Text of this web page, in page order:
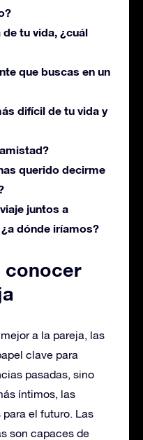
tu vida, ¿cuál
que buscas en un
difícil de tu vida y
querido decirme
juntos a
dónde iríamos?
conocer
a la pareja, las
clave para
pasadas, sino
íntimos, las
el futuro. Las
son capaces de